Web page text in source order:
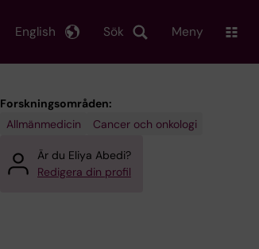
Sök
English Meny
Forskningsområden:
Allmänmedicin
Cancer och onkologi
Är du Eliya Abedi?
Redigera din profil